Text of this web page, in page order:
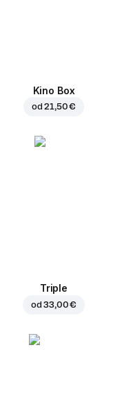
Kino Box
od21,50 €
Triple
od33,00 €